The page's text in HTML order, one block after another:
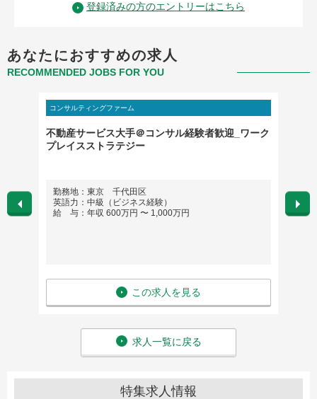
登録済みの方のエントリーはこちら
あなたにおすすめの求人
RECOMMENDED JOBS FOR YOU
コンサルティングファーム
不動産サービス大手＠コンサル経験者歓迎_ワーク
プレイスストラテジー
勤務地：東京 千代田区
英語力：中級（ビジネス経験）
給 与：年収 600万円 〜 1,000万円
この求人を見る
勤務
英語
給
求人一覧に戻る
特集求人情報